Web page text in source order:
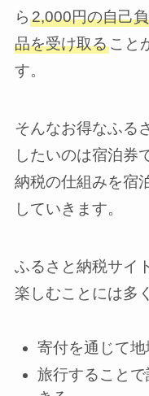
ら 2,000円の自己
品を受け取ること
す。
そんなお得なふる
したいのは宿泊券
納税の仕組みを宿
していきます。
ふるさと納税サイ
楽しむことには多
寄付を通じて
旅行すること